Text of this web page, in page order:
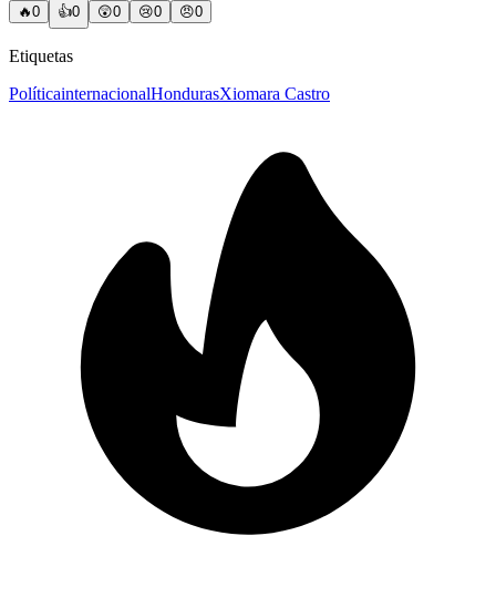
🔥0 👍0 😲0 😢0 😠0
Etiquetas
PolíticainternacionalHondurasXiomara Castro